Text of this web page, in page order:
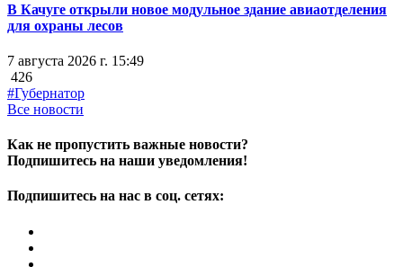
В Качуге открыли новое модульное здание авиаотделения
для охраны лесов
7 августа 2026 г. 15:49
426
#Губернатор
Все новости
Как не пропустить важные новости?
Подпишитесь на наши уведомления!
Подпишитесь на нас в соц. сетях: